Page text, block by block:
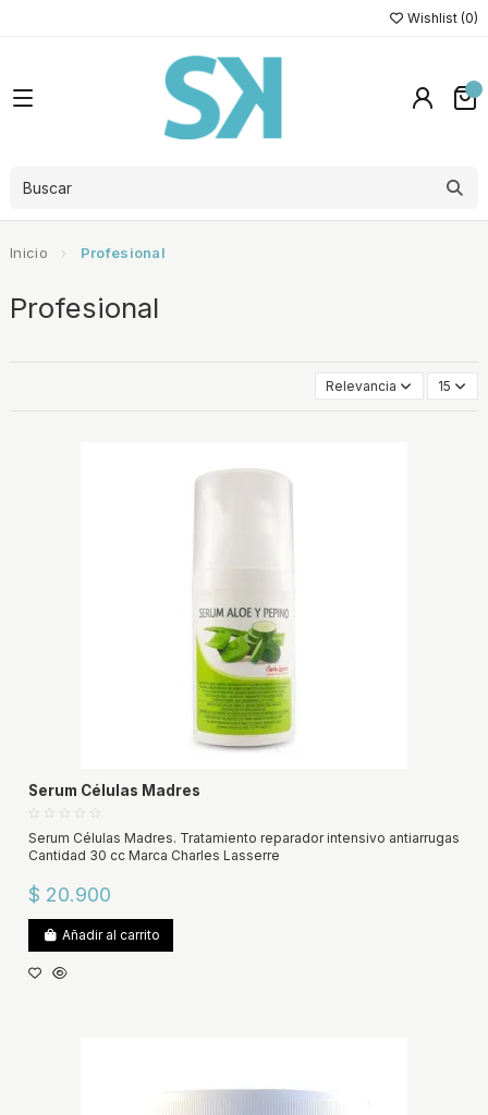
Wishlist (0)
Inicio Profesional
Profesional
Relevancia 15
Serum Células Madres
Serum Células Madres. Tratamiento reparador intensivo antiarrugas
Cantidad 30 cc Marca Charles Lasserre
$ 20.900
Añadir al carrito